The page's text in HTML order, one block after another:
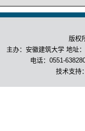
版权
主办：安徽建筑大学 地址
电话：0551-
技术支持